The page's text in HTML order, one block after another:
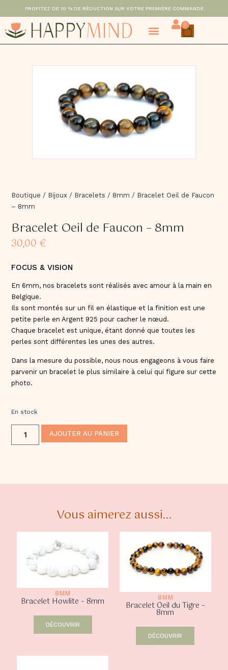
PROFITEZ DE 10 % DE RÉDUCTION SUR VOTRE PREMIÈRE COMMANDE
0
Boutique / Bijoux / Bracelets / 8mm / Bracelet Oeil de Faucon
– 8mm
Bracelet Oeil de Faucon – 8mm
30,00 €
FOCUS & VISION
En 6mm, nos bracelets sont réalisés avec amour à la main en
Belgique.
Ils sont montés sur un fil en élastique et la finition est une
petite perle en Argent 925 pour cacher le nœud.
Chaque bracelet est unique, étant donné que toutes les
perles sont différentes les unes des autres.
Dans la mesure du possible, nous nous engageons à vous faire
parvenir un bracelet le plus similaire à celui qui figure sur cette
photo.
En stock
AJOUTER AU PANIER
Vous aimerez aussi...
8MM
Bracelet Howlite – 8mm
DÉCOUVRIR
8MM
Bracelet Oeil du Tigre –
8mm
DÉCOUVRIR